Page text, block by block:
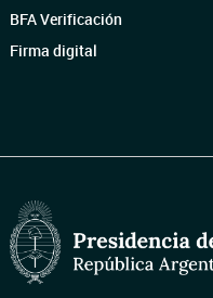
BFA Verificación
Firma digital